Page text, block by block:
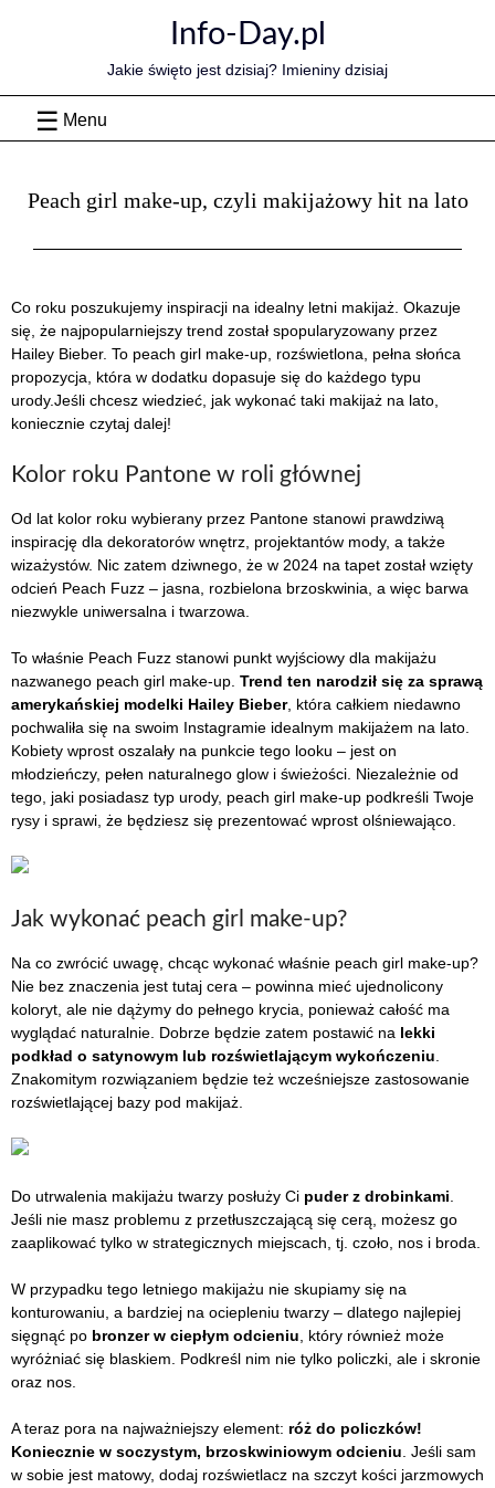
Info-Day.pl
Jakie święto jest dzisiaj? Imieniny dzisiaj
Menu
Peach girl make-up, czyli makijażowy hit na lato
Co roku poszukujemy inspiracji na idealny letni makijaż. Okazuje
się, że najpopularniejszy trend został spopularyzowany przez
Hailey Bieber. To peach girl make-up, rozświetlona, pełna słońca
propozycja, która w dodatku dopasuje się do każdego typu
urody.Jeśli chcesz wiedzieć, jak wykonać taki makijaż na lato,
koniecznie czytaj dalej!
Kolor roku Pantone w roli głównej
Od lat kolor roku wybierany przez Pantone stanowi prawdziwą
inspirację dla dekoratorów wnętrz, projektantów mody, a także
wizażystów. Nic zatem dziwnego, że w 2024 na tapet został wzięty
odcień Peach Fuzz – jasna, rozbielona brzoskwinia, a więc barwa
niezwykle uniwersalna i twarzowa.
To właśnie Peach Fuzz stanowi punkt wyjściowy dla makijażu
nazwanego peach girl make-up. Trend ten narodził się za sprawą
amerykańskiej modelki Hailey Bieber, która całkiem niedawno
pochwaliła się na swoim Instagramie idealnym makijażem na lato.
Kobiety wprost oszalały na punkcie tego looku – jest on
młodzieńczy, pełen naturalnego glow i świeżości. Niezależnie od
tego, jaki posiadasz typ urody, peach girl make-up podkreśli Twoje
rysy i sprawi, że będziesz się prezentować wprost olśniewająco.
Jak wykonać peach girl make-up?
Na co zwrócić uwagę, chcąc wykonać właśnie peach girl make-up?
Nie bez znaczenia jest tutaj cera – powinna mieć ujednolicony
koloryt, ale nie dążymy do pełnego krycia, ponieważ całość ma
wyglądać naturalnie. Dobrze będzie zatem postawić na lekki
podkład o satynowym lub rozświetlającym wykończeniu
Znakomitym rozwiązaniem będzie też wcześniejsze zastosowanie
rozświetlającej bazy pod makijaż.
Do utrwalenia makijażu twarzy posłuży Ci puder z drobinkami
Jeśli nie masz problemu z przetłuszczającą się cerą, możesz go
zaaplikować tylko w strategicznych miejscach, tj. czoło, nos i broda.
W przypadku tego letniego makijażu nie skupiamy się na
konturowaniu, a bardziej na ociepleniu twarzy – dlatego najlepiej
sięgnąć po bronzer w ciepłym odcieniu , który również może
wyróżniać się blaskiem. Podkreśl nim nie tylko policzki, ale i skronie
oraz nos.
A teraz pora na najważniejszy element: róż do policzków!
Koniecznie w soczystym, brzoskwiniowym odcieniu . Jeśli sam
w sobie jest matowy, dodaj rozświetlacz na szczyt kości jarzmowych